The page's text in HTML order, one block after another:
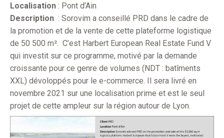
Localisation : Pont d’Ain
Description : Sorovim a conseillé PRD dans le cadre de
la promotion et de la vente de cette plateforme logistique
de 50 500 m². C’est Harbert European Real Estate Fund V
qui investit sur ce programme, motivé par la demande
croissante pour ce genre de volumes (NDT : batîments
XXL) dévoloppés pour le e-commerce. Il sera livré en
novembre 2021 sur une localisation prime et est le seul
projet de cette ampleur sur la région autour de Lyon.